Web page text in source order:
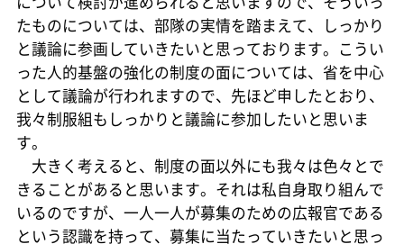
たものについては、部隊の実情を踏まえて、しっかり
と議論に参画していきたいと思っております。こうい
った人的基盤の強化の制度の面については、省を中心
として議論が行われますので、先ほど申したとおり、
我々制服組もしっかりと議論に参加したいと思いま
す。
大きく考えると、制度の面以外にも我々は色々とで
きることがあると思います。それは私自身取り組んで
いるのですが、一人一人が募集のための広報官である
という認識を持って、募集に当たっていきたいと思っ